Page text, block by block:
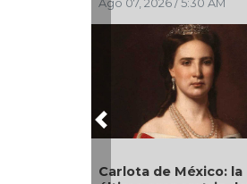
Ago 07, 2026 / 5:30 AM
Carlota de México: la
Previous